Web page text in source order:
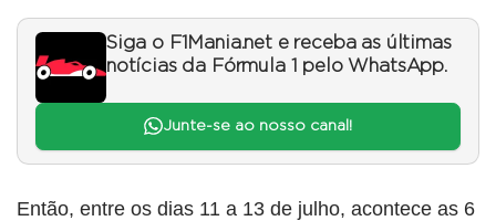
Siga o F1Mania.net e receba as últimas
notícias da Fórmula 1 pelo WhatsApp.
Junte-se ao nosso canal!
Então, entre os dias 11 a 13 de julho, acontece as 6